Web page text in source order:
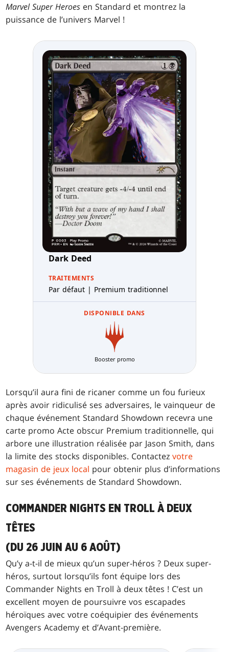
Marvel Super Heroes en Standard et montrez la
puissance de l’univers Marvel !
Dark Deed
TRAITEMENTS
Par défaut | Premium traditionnel
DISPONIBLE DANS
Booster promo
Lorsqu’il aura fini de ricaner comme un fou furieux
après avoir ridiculisé ses adversaires, le vainqueur de
chaque événement Standard Showdown recevra une
carte promo Acte obscur Premium traditionnelle, qui
arbore une illustration réalisée par Jason Smith, dans
la limite des stocks disponibles. Contactezvotre
magasin de jeux local pour obtenir plus d’informations
sur ses événements de Standard Showdown.
COMMANDER NIGHTS EN TROLL À DEUX
TÊTES
(DU 26 JUIN AU 6 AOÛT)
Qu’y a-t-il de mieux qu’un super-héros ? Deux super-
héros, surtout lorsqu’ils font équipe lors des
Commander Nights en Troll à deux têtes ! C’est un
excellent moyen de poursuivre vos escapades
héroïques avec votre coéquipier des événements
Avengers Academy et d’Avant-première.